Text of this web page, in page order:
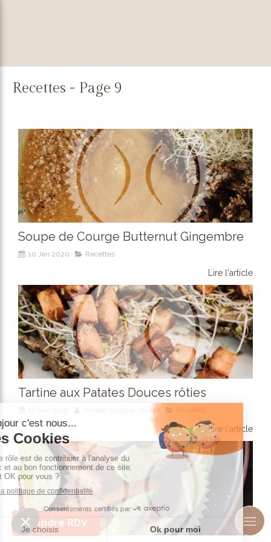
Prendre RDV
Recettes - Page 9
Soupe de Courge Butternut Gingembre
10 Jan 2020 Recettes
Lire l'article
Tartine aux Patates Douces rôties
Amélie Clergue Vaurès
Lire l'article